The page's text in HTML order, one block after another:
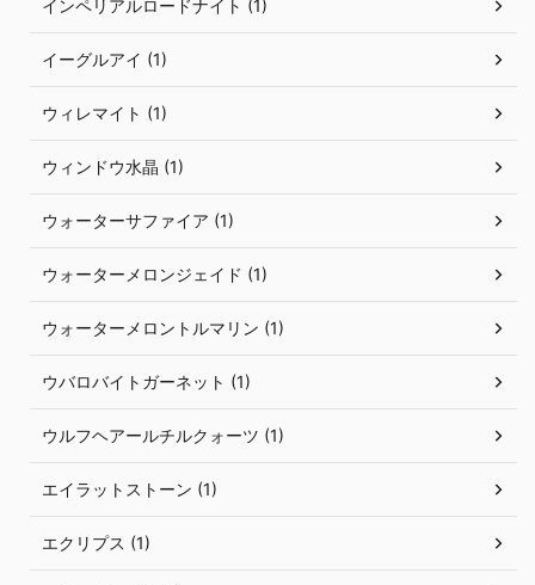
インペリアルロードナイト (1)
イーグルアイ (1)
ウィレマイト (1)
ウィンドウ水晶 (1)
ウォーターサファイア (1)
ウォーターメロンジェイド (1)
ウォーターメロントルマリン (1)
ウバロバイトガーネット (1)
ウルフヘアールチルクォーツ (1)
エイラットストーン (1)
エクリプス (1)